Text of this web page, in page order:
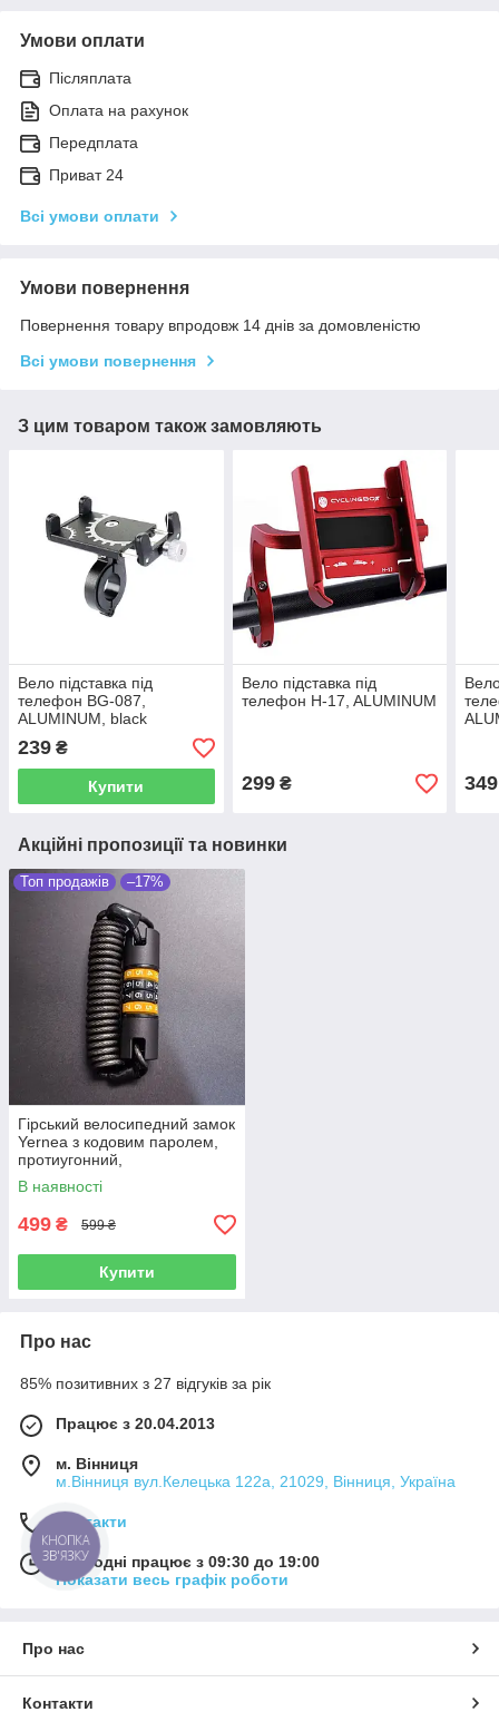
Умови оплати
Післяплата
Оплата на рахунок
Передплата
Приват 24
Всі умови оплати
Умови повернення
Повернення товару впродовж 14 днів за домовленістю
Всі умови повернення
З цим товаром також замовляють
Вело підставка під
телефон BG-087,
ALUMINUM, black
239 ₴
Купити
Вело підставка під
телефон H-17, ALUMINUM
299₴ 349
Акційні пропозиції та новинки
Топ продажів –17%
Гірський велосипедний замок
Yernea з кодовим паролем,
протиугонний,
універсальний, компактний,
полірований, ПВХ + цинковий
сплав
В наявності
499 ₴ 599 ₴
Купити
Про нас
85% позитивних з 27 відгуків за рік
Працює з 20.04.2013
м. Вінниця
м.Вінниця вул.Келецька 122а, 21029, Вінниця, Україна
Контакти
Сьогодні працює з 09:30 до 19:00
Показати весь графік роботи
Про нас
Контакти
КНОПКА
ЗВ'ЯЗКУ